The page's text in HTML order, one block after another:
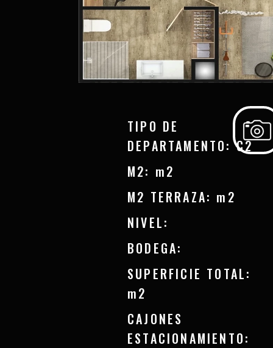
TIPO DE
DEPARTAMENTO: C2
M2: m2
M2 TERRAZA: m2
NIVEL:
BODEGA:
SUPERFICIE TOTAL:
m2
CAJONES
ESTACIONAMIENTO: